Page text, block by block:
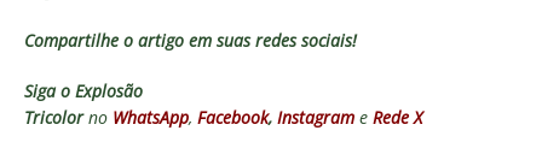
Compartilhe o artigo em suas redes sociais!
Siga o Explosão
Tricolorno WhatsApp, Facebook, Instagram e Rede X